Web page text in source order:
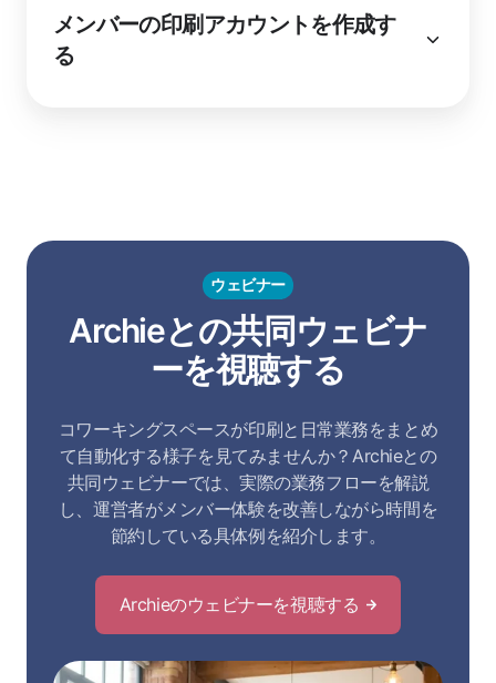
メンバーの印刷アカウントを作成す
る
ウェビナー
Archieとの共同ウェビナ
ーを視聴する
コワーキングスペースが印刷と日常業務をまとめ
て自動化する様子を見てみませんか？Archieとの
共同ウェビナーでは、実際の業務フローを解説
し、運営者がメンバー体験を改善しながら時間を
節約している具体例を紹介します。
Archieのウェビナーを視聴する